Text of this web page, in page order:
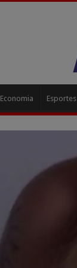
Economia Esportes